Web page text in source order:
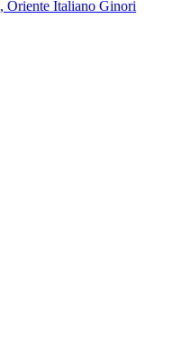
Oriente Italiano Ginori